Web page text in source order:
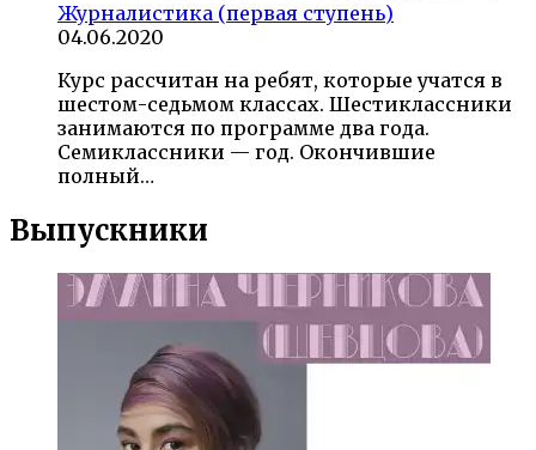
Журналистика (первая ступень)
04.06.2020
Курс рассчитан на ребят, которые учатся в
шестом-седьмом классах. Шестиклассники
занимаются по программе два года.
Семиклассники — год. Окончившие
полный…
Выпускники